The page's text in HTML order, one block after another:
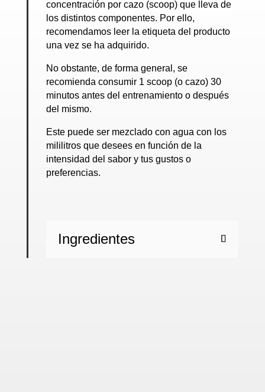
concentración por cazo (scoop) que lleva de
los distintos componentes. Por ello,
recomendamos leer la etiqueta del producto
una vez se ha adquirido.
No obstante, de forma general, se
recomienda consumir 1 scoop (o cazo) 30
minutos antes del entrenamiento o después
del mismo.
Este puede ser mezclado con agua con los
mililitros que desees en función de la
intensidad del sabor y tus gustos o
preferencias.
Ingredientes